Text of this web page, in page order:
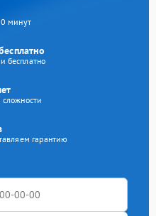
минут
бесплатно
гарантию